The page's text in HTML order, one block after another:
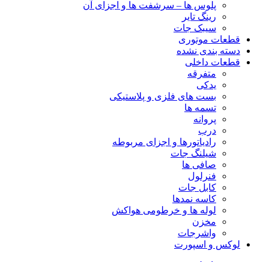
پلوس ها – سرشفت ها و اجزای آن
رینگ تایر
سیبک جات
قطعات موتوری
دسته بندی نشده
قطعات داخلی
متفرقه
یدکی
بست های فلزی و پلاستیکی
تسمه ها
پروانه
درب
رادیاتورها و اجزای مربوطه
شیلنگ جات
صافی ها
فنرلول
کابل جات
کاسه نمدها
لوله ها و خرطومی هواکش
مخزن
واشرجات
لوکس و اسپورت